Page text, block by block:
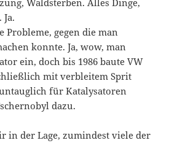
Waldsterben. Alles Dinge,
Probleme, gegen die man
konnte. Ja, wow, man
ein, doch bis 1986 baute VW
mit verbleitem Sprit
für Katalysatoren
dazu.
in der Lage, zumindest viele der